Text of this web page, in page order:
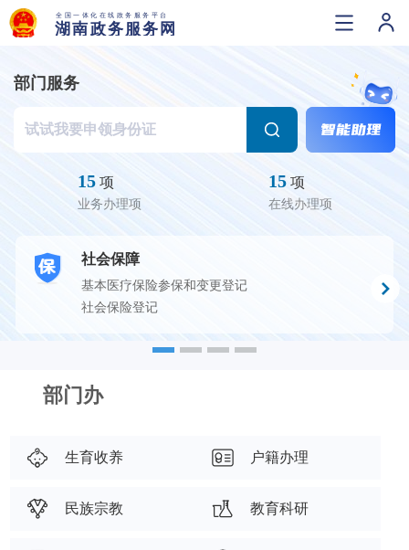
部门服务
15 项
业务办理项
15 项
在线办理项
社会保障
基本医疗保险参保和变更登记
社会保险登记
部门办
生育收养 户籍办理
民族宗教 教育科研